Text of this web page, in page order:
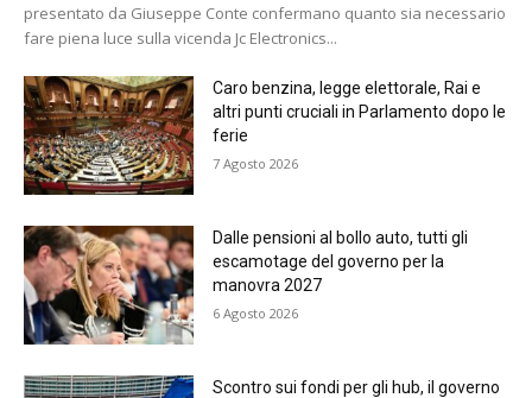
presentato da Giuseppe Conte confermano quanto sia necessario
fare piena luce sulla vicenda Jc Electronics...
Caro benzina, legge elettorale, Rai e
altri punti cruciali in Parlamento dopo le
ferie
7 Agosto 2026
Dalle pensioni al bollo auto, tutti gli
escamotage del governo per la
manovra 2027
6 Agosto 2026
Scontro sui fondi per gli hub, il governo